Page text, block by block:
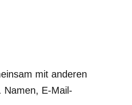
mit anderen
Namen, E-Mail-